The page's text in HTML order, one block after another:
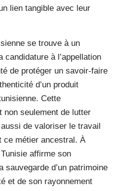
lien tangible avec leur
se trouve à un
à l’appellation
de protéger un savoir-faire
d’un produit
Cette
non seulement de lutter
de valoriser le travail
ce métier ancestral. À
affirme son
sauvegarde d’un patrimoine
et de son rayonnement